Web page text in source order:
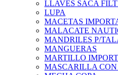
LLAVES SACA
LUPA
MACETAS
MALACATE
MANDRILES P/
MANGUERAS
MARTILLO
MASCARILLA CON